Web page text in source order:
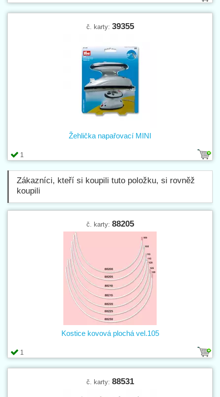
č. karty: 39355
1
Žehlička napařovací MINI
Zákazníci, kteří si koupili tuto položku, si rovněž
koupili
č. karty: 88205
1
Kostice kovová plochá vel.105
č. karty: 88531